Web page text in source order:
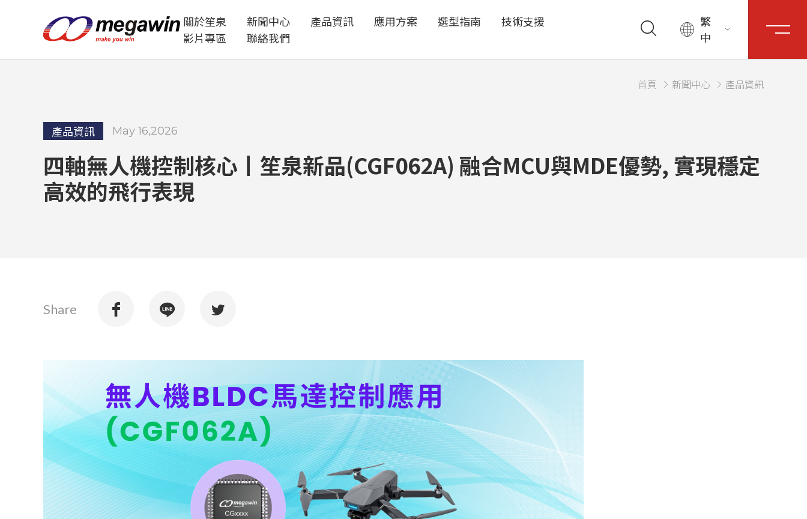
關於笙泉 新聞中心 產品資訊 應用方案 選型指南
技術支援
影片專區
聯絡我們
繁
中
首頁 新聞中心 產品資訊
產品資訊 May 16,2026
四軸無人機控制核心丨笙泉新品(CGF062A) 融合MCU與MDE優勢, 實現穩定
高效的飛行表現
Share